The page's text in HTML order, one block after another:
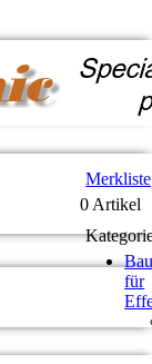
Merkliste
0 Artikel
für